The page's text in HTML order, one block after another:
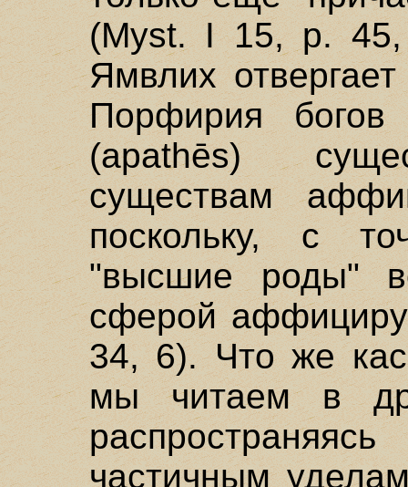
(Myst. I 15, р. 45,
Ямвлих
Порфирия
(apathēs)
существам
поскольку, с
"высшие роды"
сферой
34, 6). Что же
мы читаем в
частичным